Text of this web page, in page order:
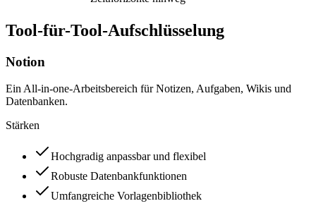
Tool-für-Tool-Aufschlüsselung
Notion
Ein All-in-one-Arbeitsbereich für Notizen, Aufgaben, Wikis und
Datenbanken.
Stärken
Hochgradig anpassbar und flexibel
Robuste Datenbankfunktionen
Umfangreiche Vorlagenbibliothek